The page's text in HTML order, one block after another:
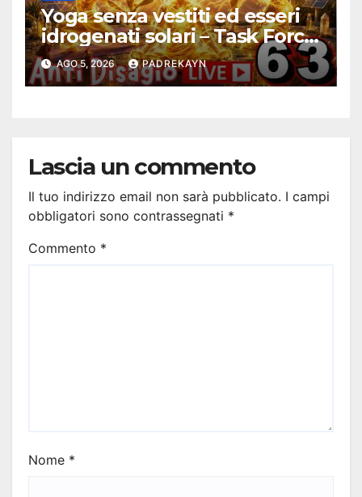
Yoga senza vestiti ed esseri
idrogenati solari – Task Force
Antidisagio 63
AGO 5, 2026 PADREKAYN
Lascia un commento
Il tuo indirizzo email non sarà pubblicato. I campi
obbligatori sono contrassegnati *
Commento *
Nome *